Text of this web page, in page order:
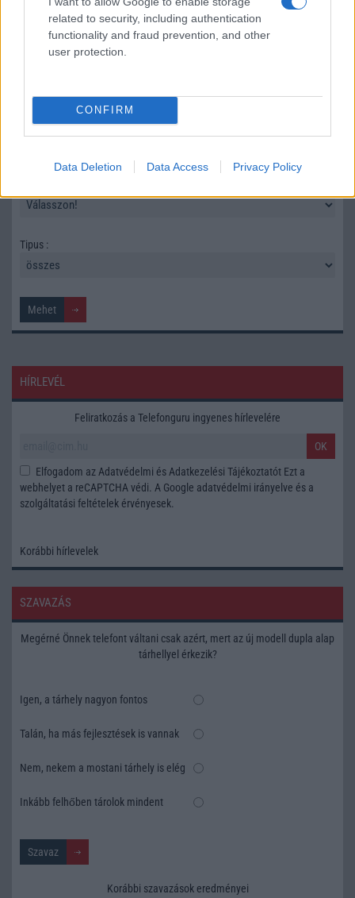
related to security, including authentication
functionality and fraud prevention, and other
user protection.
CONFIRM
Data Deletion Data Access Privacy Policy
Keressen a telefonboltok ajánlatai között!
Tipus :
HÍRLEVÉL
Feliratkozás a Telefonguru ingyenes hírlevelére
OK
Elfogadom az Adatvédelmi és Adatkezelési Tájékoztatót Ezt a
webhelyet a reCAPTCHA védi. A Google adatvédelmi irányelve és a
szolgáltatási feltételek érvényesek.
Korábbi hírlevelek
SZAVAZÁS
Megérné Önnek telefont váltani csak azért, mert az új modell dupla alap
tárhellyel érkezik?
Igen, a tárhely nagyon fontos
Talán, ha más fejlesztések is vannak
Nem, nekem a mostani tárhely is elég
Inkább felhőben tárolok mindent
Korábbi szavazások eredményei